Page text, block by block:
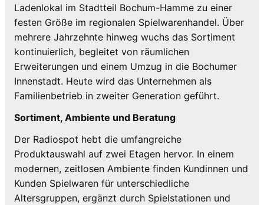
Ladenlokal im Stadtteil Bochum-Hamme zu einer
festen Größe im regionalen Spielwarenhandel. Über
mehrere Jahrzehnte hinweg wuchs das Sortiment
kontinuierlich, begleitet von räumlichen
Erweiterungen und einem Umzug in die Bochumer
Innenstadt. Heute wird das Unternehmen als
Familienbetrieb in zweiter Generation geführt.
Sortiment, Ambiente und Beratung
Der Radiospot hebt die umfangreiche
Produktauswahl auf zwei Etagen hervor. In einem
modernen, zeitlosen Ambiente finden Kundinnen und
Kunden Spielwaren für unterschiedliche
Altersgruppen, ergänzt durch Spielstationen und